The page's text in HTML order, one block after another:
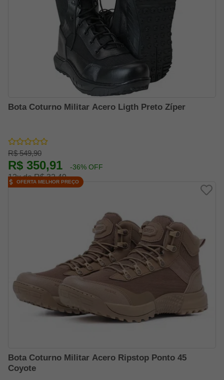
Bota Coturno Militar Acero Ligth Preto Zíper
R$ 549,90
R$ 350,91 -36% OFF
12x de R$ 32,49
Bota Coturno Militar Acero Ripstop Ponto 45
Coyote
OFERTA MELHOR PREÇO